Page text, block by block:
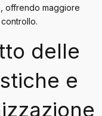
offrendo maggiore
delle
e